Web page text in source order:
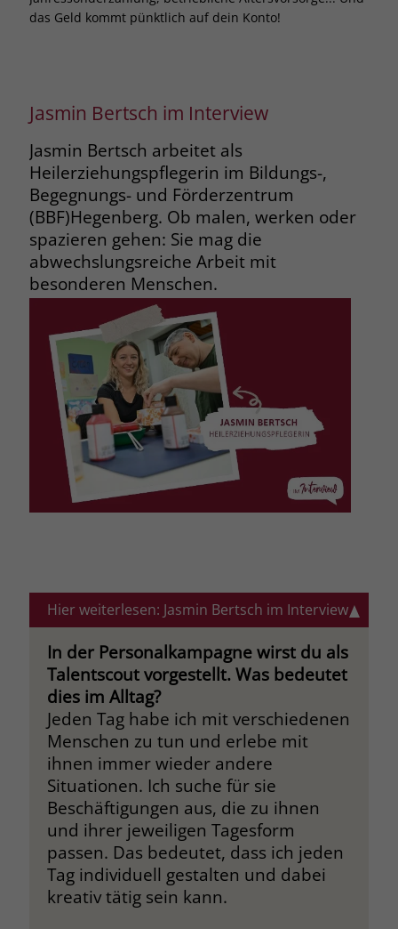
das Geld kommt pünktlich auf dein Konto!
Jasmin Bertsch im Interview
Jasmin Bertsch arbeitet als
Heilerziehungspflegerin im Bildungs-,
Begegnungs- und Förderzentrum
(BBF)Hegenberg. Ob malen, werken oder
spazieren gehen: Sie mag die
abwechslungsreiche Arbeit mit
besonderen Menschen.
Hier weiterlesen: Jasmin Bertsch im Interview
In der Personalkampagne wirst du als
Talentscout vorgestellt. Was bedeutet
dies im Alltag?
Jeden Tag habe ich mit verschiedenen
Menschen zu tun und erlebe mit
ihnen immer wieder andere
Situationen. Ich suche für sie
Beschäftigungen aus, die zu ihnen
und ihrer jeweiligen Tagesform
passen. Das bedeutet, dass ich jeden
Tag individuell gestalten und dabei
kreativ tätig sein kann.